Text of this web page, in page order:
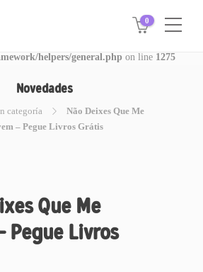
for foreach() in
wp-
helpers/general.php on line 1275
0
Novedades
categoría
Não Deixes Que Me
– Pegue Livros Grátis
Que Me
Pegue Livros